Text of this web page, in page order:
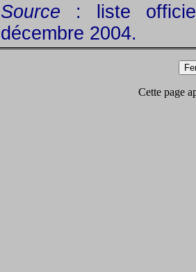
Source : liste
décembre 2004.
Cette page